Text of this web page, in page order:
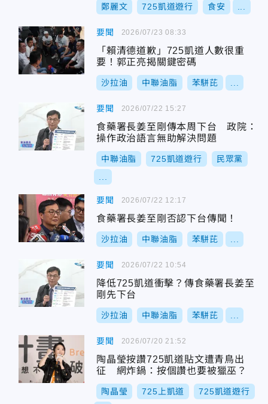
鄭麗文 725凱道遊行 食安
要聞
「賴清德道歉」725凱道人數很重
要！郭正亮揭關鍵密碼
沙拉油 中聯油脂 苯駢芘
2026/07/23 08:33
要聞
食藥署長姜至剛傳本周下台 政院：
操作政治語言無助解決問題
中聯油脂 725凱道遊行 民眾黨
2026/07/22 15:27
要聞
食藥署長姜至剛否認下台傳聞！
沙拉油 中聯油脂 苯駢芘
2026/07/22 12:17
要聞
降低725凱道衝擊？傳食藥署長姜至
剛先下台
沙拉油 中聯油脂 苯駢芘
2026/07/22 10:54
要聞
陶晶瑩按讚725凱道貼文遭青鳥出
征 網炸鍋：按個讚也要被獵巫？
陶晶瑩 725上凱道 725凱道遊行
2026/07/20 21:52